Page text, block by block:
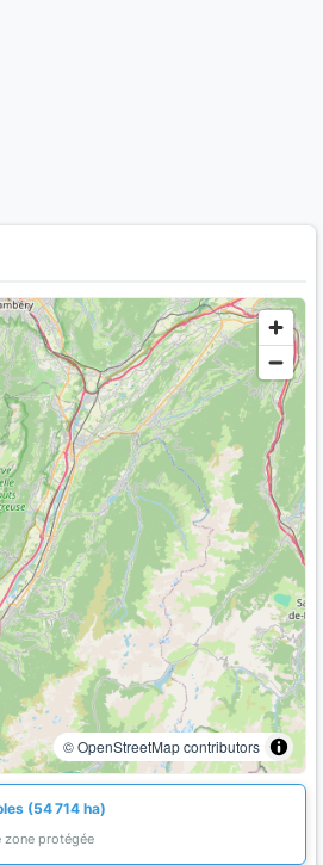
© OpenStreetMap contributors
(54 714 ha)
zone protégée